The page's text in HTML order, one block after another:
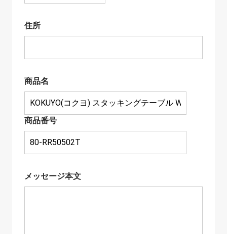
住所
商品名
商品番号
メッセージ本文